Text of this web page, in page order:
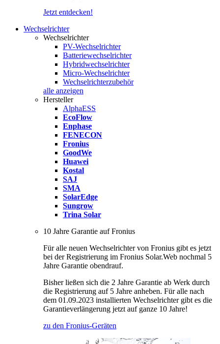
Jetzt entdecken!
Wechselrichter
Wechselrichter
PV-Wechselrichter
Batteriewechselrichter
Hybridwechselrichter
Micro-Wechselrichter
Wechselrichterzubehör
alle anzeigen
Hersteller
AlphaESS
EcoFlow
Enphase
FENECON
Fronius
GoodWe
Huawei
Kostal
SAJ
SMA
SolarEdge
Sungrow
Trina Solar
10 Jahre Garantie auf Fronius
Für alle neuen Wechselrichter von Fronius gibt es jetzt
bei der Registrierung im Fronius Solar.Web nochmal 5
Jahre Garantie obendrauf.
Bisher ließen sich die 2 Jahre Garantie ab Werk durch
die Registrierung auf 5 Jahre anheben. Für alle nach
dem 01.09.2023 installierten Wechselrichter gibt es die
Garantieverlängerung jetzt auf ganze 10 Jahre!
zu den Fronius-Geräten